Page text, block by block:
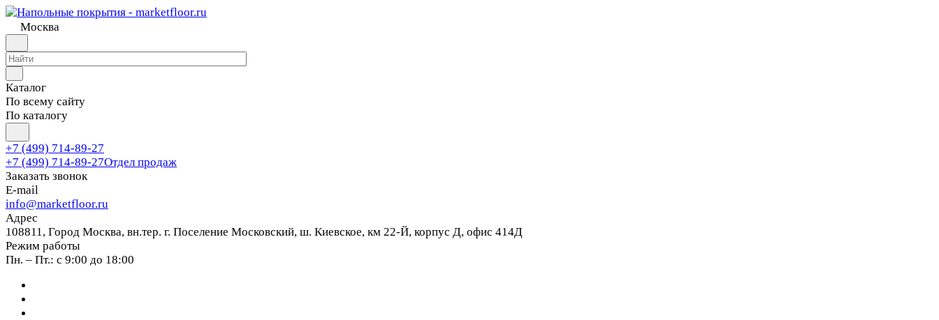
Москва
Каталог
По всему сайту
По каталогу
+7 (499) 714-89-27
+7 (499) 714-89-27Отдел продаж
Заказать звонок
E-mail
info@marketfloor.ru
Адрес
108811, Город Москва, вн.тер. г. Поселение Московский, ш. Киевское, км 22-Й, корпус Д, офис 414Д
Режим работы
Пн. – Пт.: с 9:00 до 18:00